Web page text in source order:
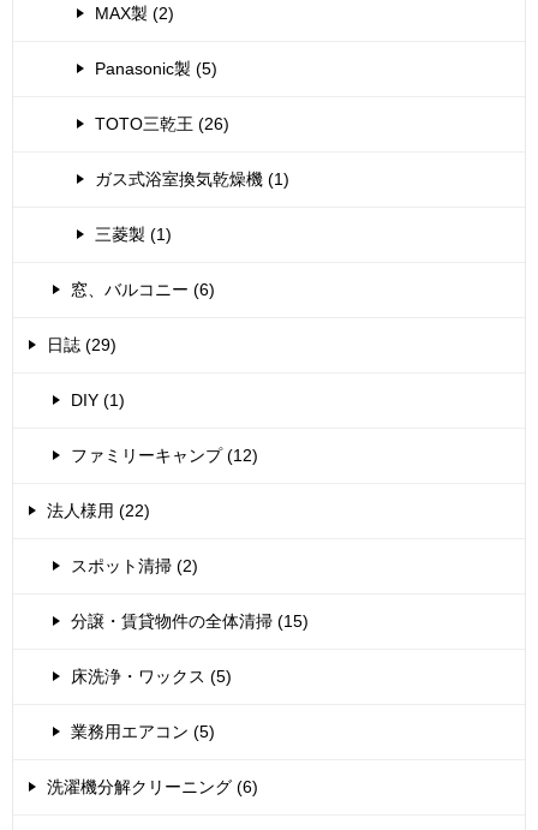
MAX製 (2)
Panasonic製 (5)
TOTO三乾王 (26)
ガス式浴室換気乾燥機 (1)
三菱製 (1)
窓、バルコニー (6)
日誌 (29)
DIY (1)
ファミリーキャンプ (12)
法人様用 (22)
スポット清掃 (2)
分譲・賃貸物件の全体清掃 (15)
床洗浄・ワックス (5)
業務用エアコン (5)
洗濯機分解クリーニング (6)